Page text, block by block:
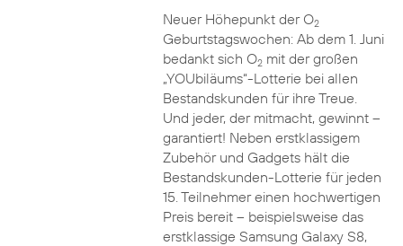
Neuer Höhepunkt der O2
Geburtstagswochen: Ab dem 1. Juni
bedankt sich O2mit der großen
„YOUbiläums“-Lotterie bei allen
Bestandskunden für ihre Treue.
Und jeder, der mitmacht, gewinnt –
garantiert! Neben erstklassigem
Zubehör und Gadgets hält die
Bestandskunden-Lotterie für jeden
15. Teilnehmer einen hochwertigen
Preis bereit – beispielsweise das
erstklassige Samsung Galaxy S8,